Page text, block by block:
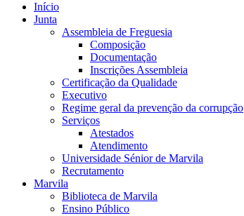
Início
Junta
Assembleia de Freguesia
Composição
Documentação
Inscrições Assembleia
Certificação da Qualidade
Executivo
Regime geral da prevenção da corrupção
Serviços
Atestados
Atendimento
Universidade Sénior de Marvila
Recrutamento
Marvila
Biblioteca de Marvila
Ensino Público